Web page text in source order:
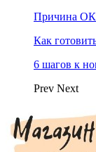
Причина
Как
6 шагов к
Prev Next